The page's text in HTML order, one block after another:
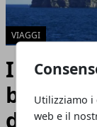
Utilizziamo
web e il
VIAGGI
I
bella
d’Ischia